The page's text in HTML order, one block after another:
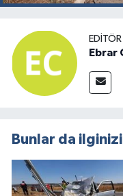
Ebrar
Bunlar da